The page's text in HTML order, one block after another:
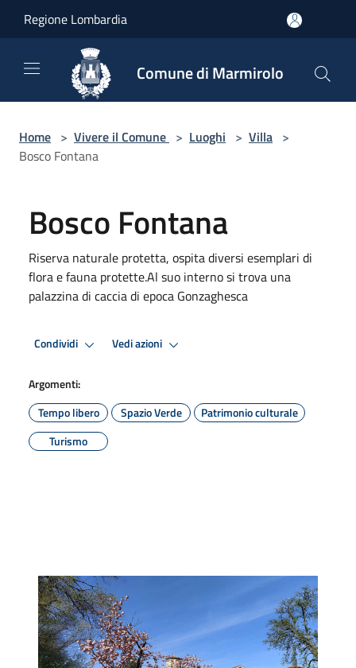
Regione Lombardia
Comune di Marmirolo
Home > Vivere il Comune > Luoghi > Villa >
Bosco Fontana
Bosco Fontana
Riserva naturale protetta, ospita diversi esemplari di
flora e fauna protette.Al suo interno si trova una
palazzina di caccia di epoca Gonzaghesca
Condividi Vedi azioni
Argomenti:
Tempo libero
Spazio Verde
Patrimonio culturale
Turismo